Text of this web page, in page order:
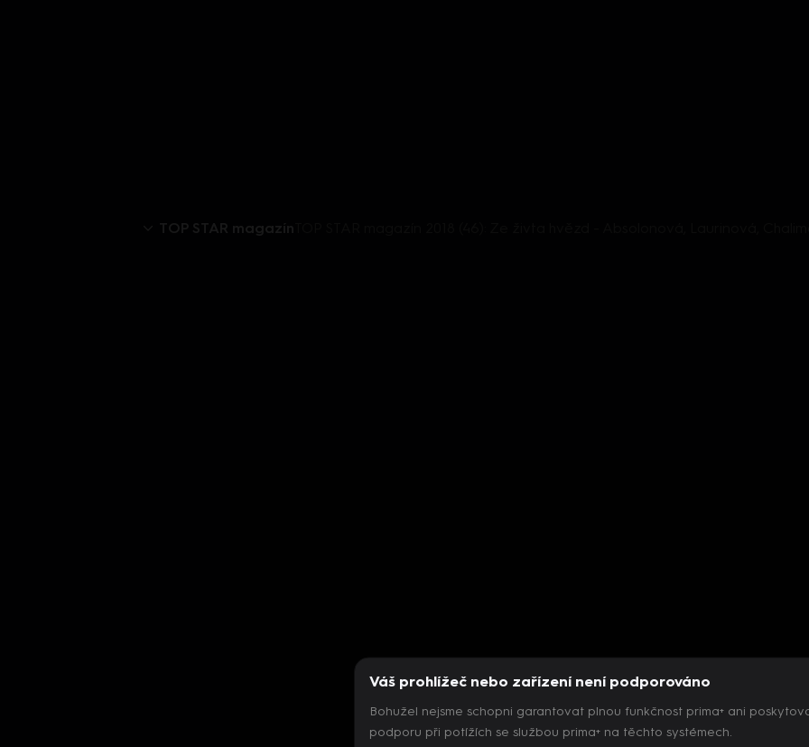
Váš prohlížeč nebo zařízení není podporováno
Bohužel nejsme schopni garantovat plnou funkčnost prima+ ani
podporu při potížích se službou prima+ na těchto systémech.